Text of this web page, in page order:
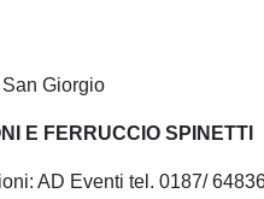
Giorgio
E FERRUCCIO SPINETTI
AD Eventi tel. 0187/